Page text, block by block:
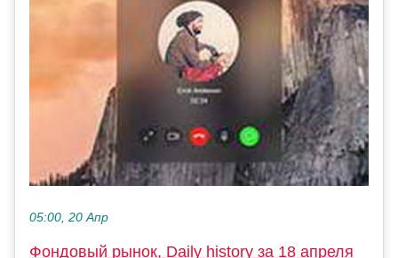
05:00, 20 Апр
Фондовый рынок, Daily history за 18 апреля